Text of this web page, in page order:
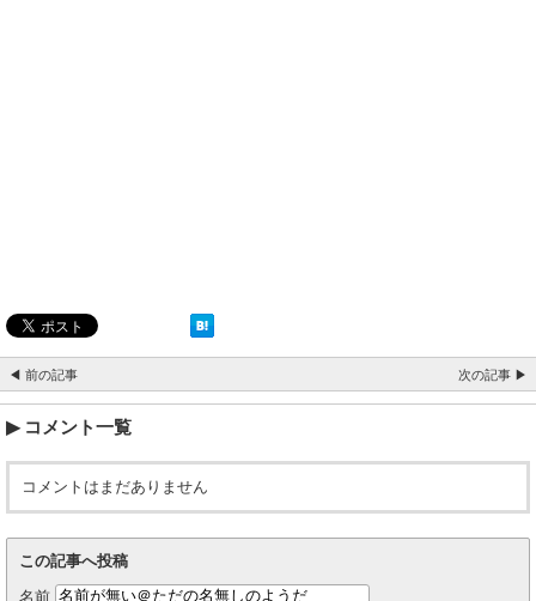
◀ 前の記事 次の記事 ▶
コメント一覧
コメントはまだありません
この記事へ投稿
名前